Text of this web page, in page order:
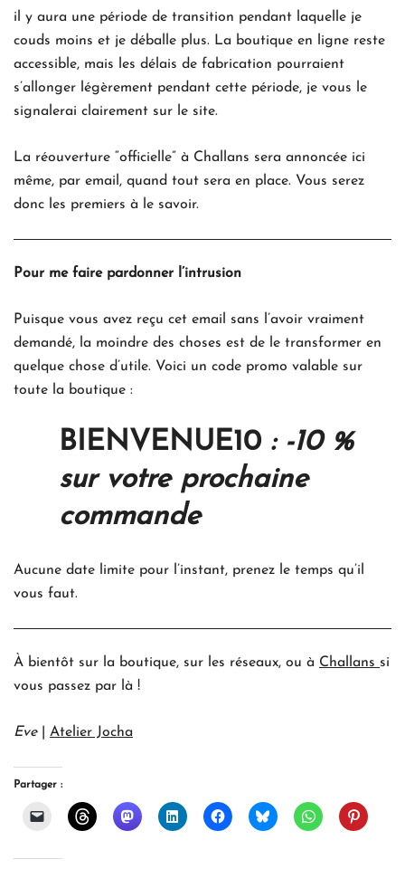
il y aura une période de transition pendant laquelle je
couds moins et je déballe plus. La boutique en ligne reste
accessible, mais les délais de fabrication pourraient
s’allonger légèrement pendant cette période, je vous le
signalerai clairement sur le site.
La réouverture “officielle” à Challans sera annoncée ici
même, par email, quand tout sera en place. Vous serez
donc les premiers à le savoir.
Pour me faire pardonner l’intrusion
Puisque vous avez reçu cet email sans l’avoir vraiment
demandé, la moindre des choses est de le transformer en
quelque chose d’utile. Voici un code promo valable sur
toute la boutique :
BIENVENUE10 : -10 %
sur votre prochaine
commande
Aucune date limite pour l’instant, prenez le temps qu’il
vous faut.
À bientôt sur la boutique, sur les réseaux, ou à Challans si
vous passez par là !
Eve| Atelier Jocha
Partager :